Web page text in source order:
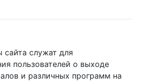
сайта служат для
пользователей о выходе
и различных программ на